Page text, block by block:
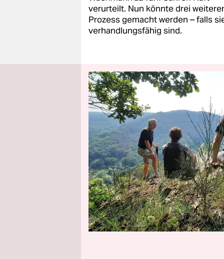
verurteilt. Nun könnte drei
Prozess gemacht werden – falls
verhandlungsfähig sind.